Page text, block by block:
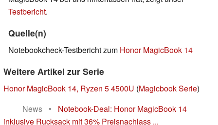
Testbericht.
Quelle(n)
Notebookcheck-Testbericht zum Honor MagicBook 14
Weitere Artikel zur Serie
Honor MagicBook 14, Ryzen 5 4500U (Magicbook Serie)
News
•
Notebook-Deal: Honor MagicBook 14
inklusive Rucksack mit 36% Preisnachlass ...